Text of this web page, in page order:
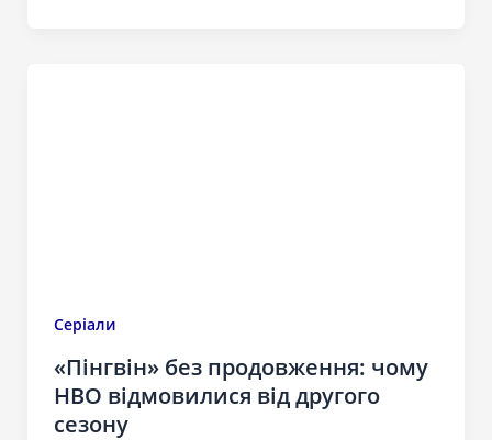
Серіали
«Пінгвін» без продовження: чому
HBO відмовилися від другого
сезону